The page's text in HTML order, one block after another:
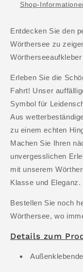
Shop-
Entdecken Sie den
Wörthersee zu
Erleben Sie die
Fahrt! Unser
Symbol für
Aus
zu einem echten
Machen Sie Ihren
unvergesslichen
mit unserem
Klasse und Eleganz.
Bestellen Sie noch
Wörthersee, wo
Details zum